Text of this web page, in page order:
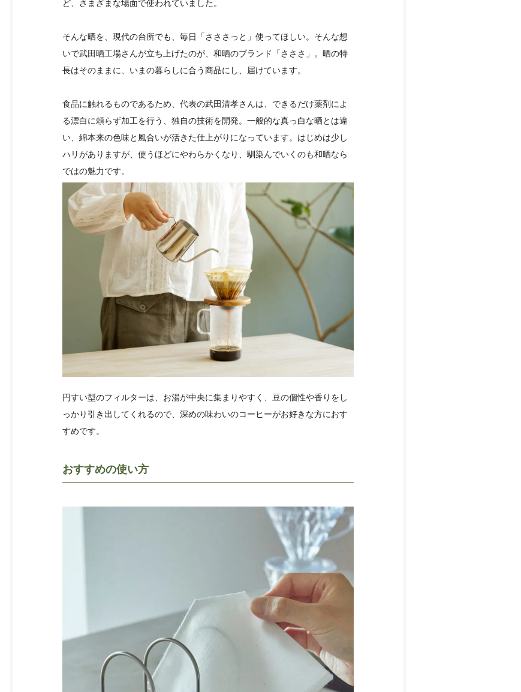
ど、さまざまな場面で使われていました。
そんな晒を、現代の台所でも、毎日「さささっと」使ってほしい。そんな想
いで武田晒工場さんが立ち上げたのが、和晒のブランド「さささ」。晒の特
長はそのままに、いまの暮らしに合う商品にし、届けています。
食品に触れるものであるため、代表の武田清孝さんは、できるだけ薬剤によ
る漂白に頼らず加工を行う、独自の技術を開発。一般的な真っ白な晒とは違
い、綿本来の色味と風合いが活きた仕上がりになっています。はじめは少し
ハリがありますが、使うほどにやわらかくなり、馴染んでいくのも和晒なら
ではの魅力です。
円すい型のフィルターは、お湯が中央に集まりやすく、豆の個性や香りをし
っかり引き出してくれるので、深めの味わいのコーヒーがお好きな方におす
すめです。
おすすめの使い方